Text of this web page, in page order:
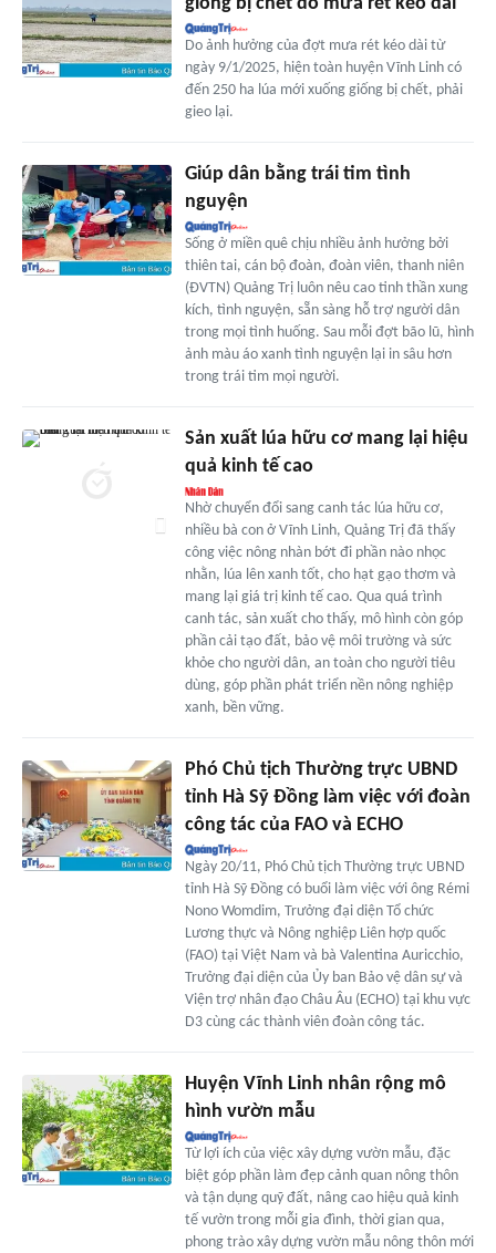
Do ảnh hưởng của đợt mưa rét kéo dài từ
ngày 9/1/2025, hiện toàn huyện Vĩnh Linh có
đến 250 ha lúa mới xuống giống bị chết, phải
gieo lại.
Giúp dân bằng trái tim tình
nguyện
Sống ở miền quê chịu nhiều ảnh hưởng bởi
thiên tai, cán bộ đoàn, đoàn viên, thanh niên
(ĐVTN) Quảng Trị luôn nêu cao tinh thần xung
kích, tình nguyện, sẵn sàng hỗ trợ người dân
trong mọi tình huống. Sau mỗi đợt bão lũ, hình
ảnh màu áo xanh tình nguyện lại in sâu hơn
trong trái tim mọi người.
Sản xuất lúa hữu cơ mang lại hiệu
quả kinh tế cao
Nhờ chuyển đổi sang canh tác lúa hữu cơ,
nhiều bà con ở Vĩnh Linh, Quảng Trị đã thấy
công việc nông nhàn bớt đi phần nào nhọc
nhằn, lúa lên xanh tốt, cho hạt gạo thơm và
mang lại giá trị kinh tế cao. Qua quá trình
canh tác, sản xuất cho thấy, mô hình còn góp
phần cải tạo đất, bảo vệ môi trường và sức
khỏe cho người dân, an toàn cho người tiêu
dùng, góp phần phát triển nền nông nghiệp
xanh, bền vững.
Phó Chủ tịch Thường trực UBND
tỉnh Hà Sỹ Đồng làm việc với đoàn
công tác của FAO và ECHO
Ngày 20/11, Phó Chủ tịch Thường trực UBND
tỉnh Hà Sỹ Đồng có buổi làm việc với ông Rémi
Nono Womdim, Trưởng đại diện Tổ chức
Lương thực và Nông nghiệp Liên hợp quốc
(FAO) tại Việt Nam và bà Valentina Auricchio,
Trưởng đại diện của Ủy ban Bảo vệ dân sự và
Viện trợ nhân đạo Châu Âu (ECHO) tại khu vực
D3 cùng các thành viên đoàn công tác.
Huyện Vĩnh Linh nhân rộng mô
hình vườn mẫu
Từ lợi ích của việc xây dựng vườn mẫu, đặc
biệt góp phần làm đẹp cảnh quan nông thôn
và tận dụng quỹ đất, nâng cao hiệu quả kinh
tế vườn trong mỗi gia đình, thời gian qua,
phong trào xây dựng vườn mẫu nông thôn mới